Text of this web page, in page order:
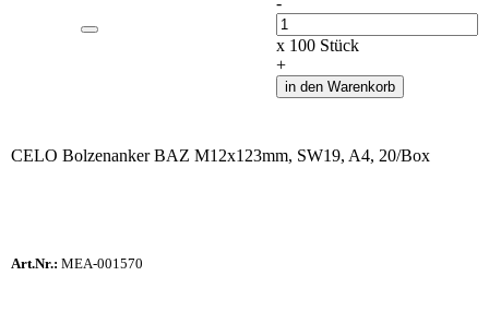
Anzahl
x 100 Stück
+
in den Warenkorb
CELO Bolzenanker BAZ M12x123mm, SW19, A4, 20/Box
Art.Nr.: MEA-001570